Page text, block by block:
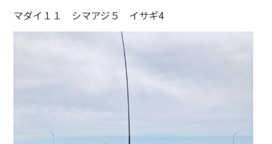
マダイ１１ シマアジ５ イサギ4